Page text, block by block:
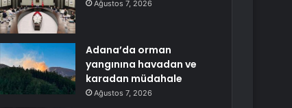
Ağustos 7, 2026
Adana’da orman
yangınına havadan ve
karadan müdahale
Ağustos 7, 2026